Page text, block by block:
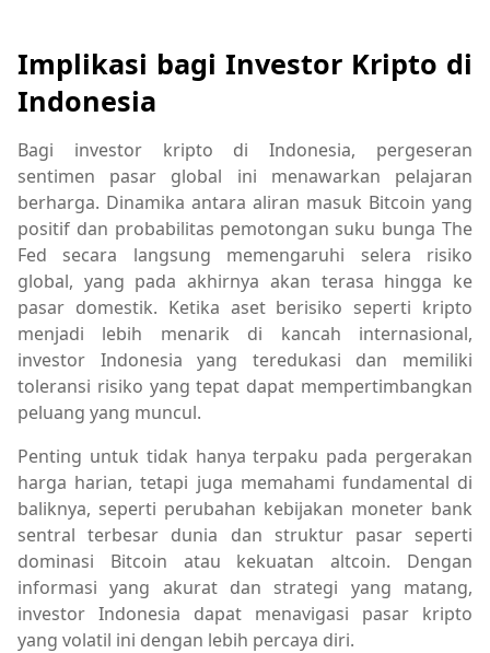
Implikasi bagi Investor Kripto di
Indonesia
Bagi investor kripto di Indonesia, pergeseran
sentimen pasar global ini menawarkan pelajaran
berharga. Dinamika antara aliran masuk Bitcoin yang
positif dan probabilitas pemotongan suku bunga The
Fed secara langsung memengaruhi selera risiko
global, yang pada akhirnya akan terasa hingga ke
pasar domestik. Ketika aset berisiko seperti kripto
menjadi lebih menarik di kancah internasional,
investor Indonesia yang teredukasi dan memiliki
toleransi risiko yang tepat dapat mempertimbangkan
peluang yang muncul.
Penting untuk tidak hanya terpaku pada pergerakan
harga harian, tetapi juga memahami fundamental di
baliknya, seperti perubahan kebijakan moneter bank
sentral terbesar dunia dan struktur pasar seperti
dominasi Bitcoin atau kekuatan altcoin. Dengan
informasi yang akurat dan strategi yang matang,
investor Indonesia dapat menavigasi pasar kripto
yang volatil ini dengan lebih percaya diri.